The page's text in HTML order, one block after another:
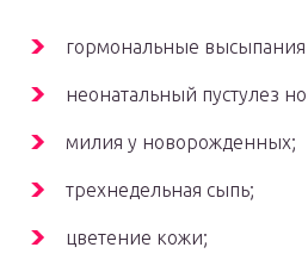
гормональные
неонатальный пустулез
милия у новорожденных;
трехнедельная сыпь;
цветение кожи;